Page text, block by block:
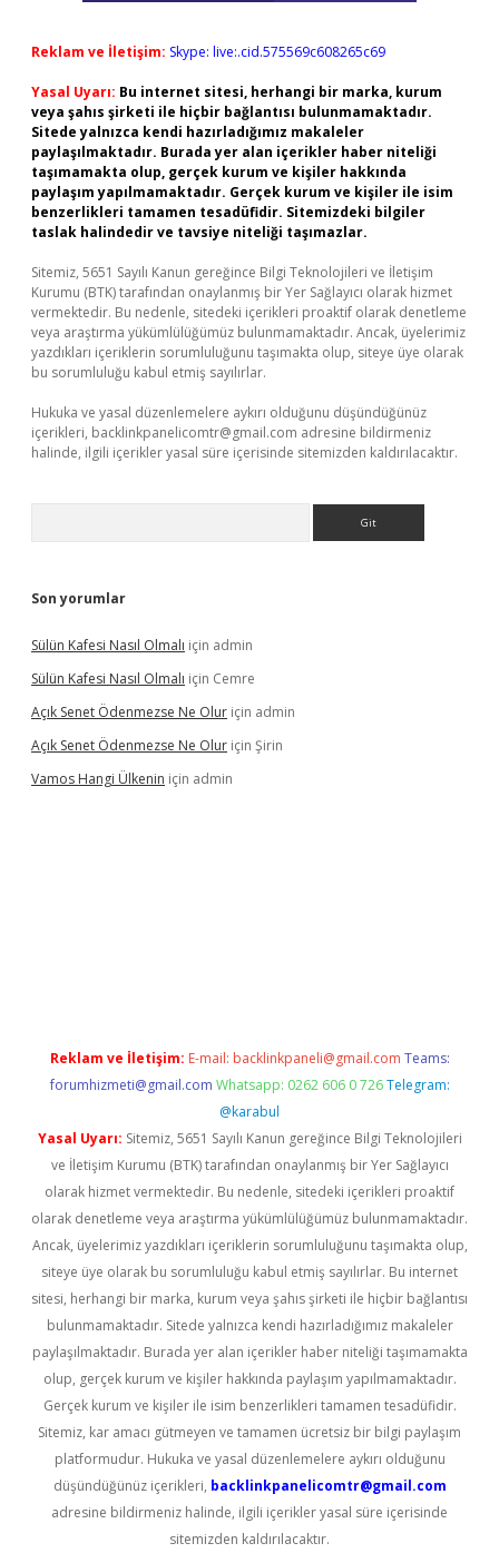
Reklam ve İletişim: Skype: live:.cid.575569c608265c69
Yasal Uyarı: Bu internet sitesi, herhangi bir marka, kurum
veya şahıs şirketi ile hiçbir bağlantısı bulunmamaktadır.
Sitede yalnızca kendi hazırladığımız makaleler
paylaşılmaktadır. Burada yer alan içerikler haber niteliği
taşımamakta olup, gerçek kurum ve kişiler hakkında
paylaşım yapılmamaktadır. Gerçek kurum ve kişiler ile isim
benzerlikleri tamamen tesadüfidir. Sitemizdeki bilgiler
taslak halindedir ve tavsiye niteliği taşımazlar.
Sitemiz, 5651 Sayılı Kanun gereğince Bilgi Teknolojileri ve İletişim
Kurumu (BTK) tarafından onaylanmış bir Yer Sağlayıcı olarak hizmet
vermektedir. Bu nedenle, sitedeki içerikleri proaktif olarak denetleme
veya araştırma yükümlülüğümüz bulunmamaktadır. Ancak, üyelerimiz
yazdıkları içeriklerin sorumluluğunu taşımakta olup, siteye üye olarak
bu sorumluluğu kabul etmiş sayılırlar.
Hukuka ve yasal düzenlemelere aykırı olduğunu düşündüğünüz
içerikleri, backlinkpanelicomtr@gmail.com adresine bildirmeniz
halinde, ilgili içerikler yasal süre içerisinde sitemizden kaldırılacaktır.
Son yorumlar
Sülün Kafesi Nasıl Olmalı için admin
Sülün Kafesi Nasıl Olmalı için Cemre
Açık Senet Ödenmezse Ne Olur için admin
Açık Senet Ödenmezse Ne Olur için Şirin
Vamos Hangi Ülkenin için admin
Reklam ve İletişim: E-mail: backlinkpaneli@gmail.com Teams:
forumhizmeti@gmail.com Whatsapp: 0262 606 0 726 Telegram:
@karabul
Yasal Uyarı: Sitemiz, 5651 Sayılı Kanun gereğince Bilgi Teknolojileri
ve İletişim Kurumu (BTK) tarafından onaylanmış bir Yer Sağlayıcı
olarak hizmet vermektedir. Bu nedenle, sitedeki içerikleri proaktif
olarak denetleme veya araştırma yükümlülüğümüz bulunmamaktadır.
Ancak, üyelerimiz yazdıkları içeriklerin sorumluluğunu taşımakta olup,
siteye üye olarak bu sorumluluğu kabul etmiş sayılırlar. Bu internet
sitesi, herhangi bir marka, kurum veya şahıs şirketi ile hiçbir bağlantısı
bulunmamaktadır. Sitede yalnızca kendi hazırladığımız makaleler
paylaşılmaktadır. Burada yer alan içerikler haber niteliği taşımamakta
olup, gerçek kurum ve kişiler hakkında paylaşım yapılmamaktadır.
Gerçek kurum ve kişiler ile isim benzerlikleri tamamen tesadüfidir.
Sitemiz, kar amacı gütmeyen ve tamamen ücretsiz bir bilgi paylaşım
platformudur. Hukuka ve yasal düzenlemelere aykırı olduğunu
düşündüğünüz içerikleri, backlinkpanelicomtr@gmail.com
adresine bildirmeniz halinde, ilgili içerikler yasal süre içerisinde
sitemizden kaldırılacaktır.